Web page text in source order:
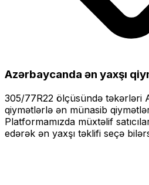
Azərbaycanda ən yaxşı
305/77R22 ölçüsündə təkərləri
qiymətlərlə ən münasib
Platformamızda müxtəlif
edərək ən yaxşı təklifi seçə